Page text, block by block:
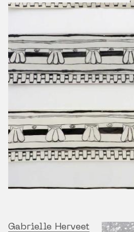
Gabrielle Herveet